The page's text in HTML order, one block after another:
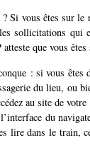
vous êtes sur le
sollicitations qui
que vous
: si vous
du lieu, ou
au site de
du
lire dans le train,